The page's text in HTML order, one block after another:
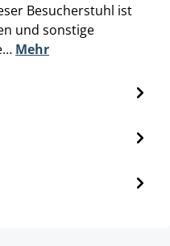
Besucherstuhl ist
und sonstige
Mehr